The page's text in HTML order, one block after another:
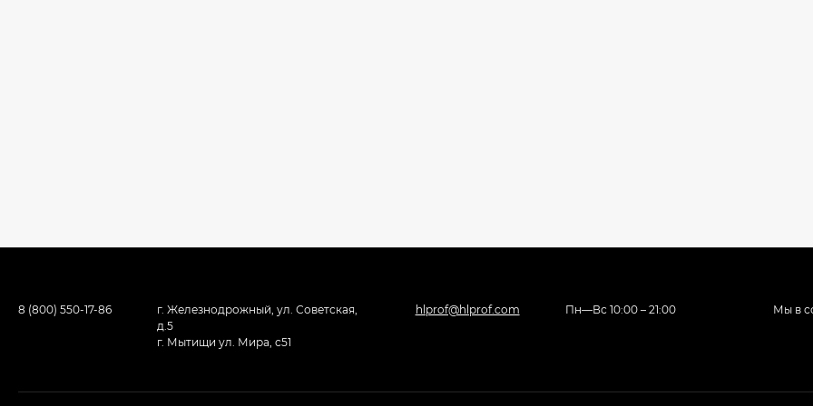
8 (800) 550-17-86
г. Железнодрожный, ул. Советская,
д.5
г. Мытищи ул. Мира, с51
hlprof@hlprof.com Пн—Вс 10:00 – 21:00 Мы в